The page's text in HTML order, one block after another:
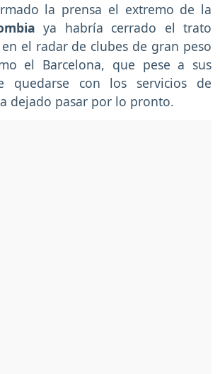
la prensa el extremo de la
ya habría cerrado el trato
el radar de clubes de gran peso
el Barcelona, que pese a sus
quedarse con los servicios de
dejado pasar por lo pronto.